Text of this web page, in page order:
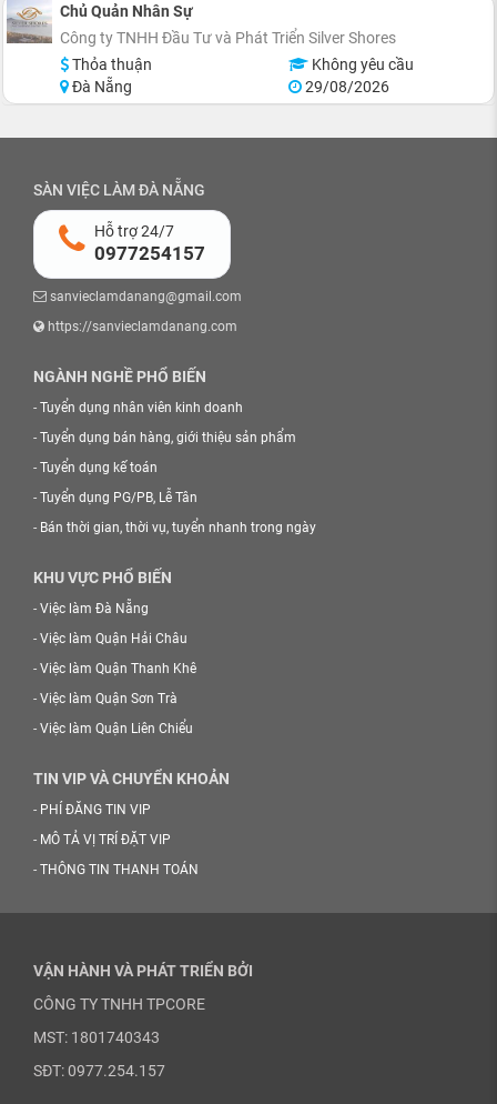
Chủ Quản Nhân Sự
Công ty TNHH Đầu Tư và Phát Triển Silver Shores
Thỏa thuận
Không yêu cầu
Đà Nẵng
29/08/2026
SÀN VIỆC LÀM ĐÀ NẴNG
Hỗ trợ 24/7
0977254157
sanvieclamdanang@gmail.com
https://sanvieclamdanang.com
NGÀNH NGHỀ PHỔ BIẾN
- Tuyển dụng nhân viên kinh doanh
- Tuyển dụng bán hàng, giới thiệu sản phẩm
- Tuyển dụng kế toán
- Tuyển dụng PG/PB, Lễ Tân
- Bán thời gian, thời vụ, tuyển nhanh trong ngày
KHU VỰC PHỔ BIẾN
- Việc làm Đà Nẵng
- Việc làm Quận Hải Châu
- Việc làm Quận Thanh Khê
- Việc làm Quận Sơn Trà
- Việc làm Quận Liên Chiểu
TIN VIP VÀ CHUYỂN KHOẢN
- PHÍ ĐĂNG TIN VIP
- MÔ TẢ VỊ TRÍ ĐẶT VIP
- THÔNG TIN THANH TOÁN
VẬN HÀNH VÀ PHÁT TRIỂN BỞI
CÔNG TY TNHH TPCORE
MST: 1801740343
SĐT: 0977.254.157